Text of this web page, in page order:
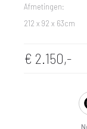
Afmetingen:
212 x 92 x 63cm
€ 2.150,-